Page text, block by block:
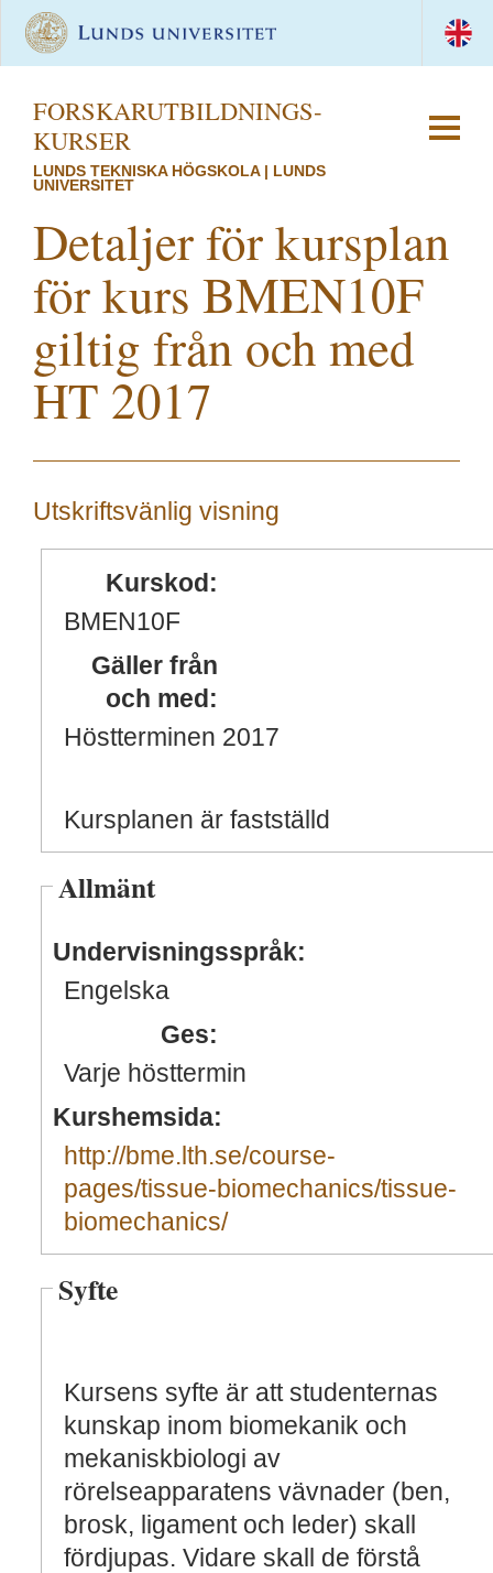
FORSKAR­UTBILDNINGS­
KURSER
LUNDS TEKNISKA HÖGSKOLA | LUNDS
UNIVERSITET
Detaljer för kursplan
för kurs BMEN10F
giltig från och med
HT 2017
Utskriftsvänlig visning
Kurskod:
BMEN10F
Gäller från
och med:
Höstterminen 2017
Kursplanen är fastställd
Allmänt
Undervisningsspråk:
Engelska
Ges:
Varje hösttermin
Kurshemsida:
http://bme.lth.se/course-
pages/tissue-biomechanics/tissue-
biomechanics/
Syfte
Kursens syfte är att studenternas
kunskap inom biomekanik och
mekaniskbiologi av
rörelseapparatens vävnader (ben,
brosk, ligament och leder) skall
fördjupas. Vidare skall de förstå